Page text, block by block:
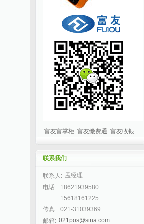
富友富掌柜 富友缴费通 富友收银
联系我们
联系人: 孟经理
电话:
18621939580
15618161225
传真:
021-31039369
邮箱: 021pos@sina.com